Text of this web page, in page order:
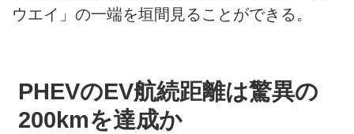
ウエイ」の一端を垣間見ることができる。
PHEVのEV航続距離は驚異の
200kmを達成か